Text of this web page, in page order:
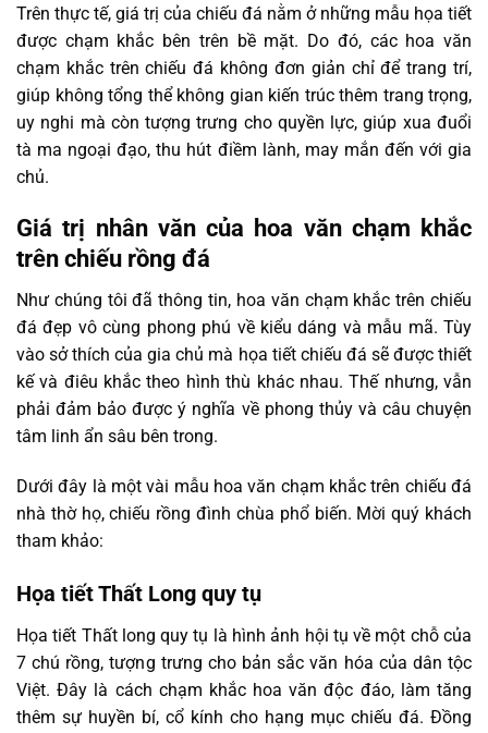
Trên thực tế, giá trị của chiếu đá nằm ở những mẫu họa tiết
được chạm khắc bên trên bề mặt. Do đó, các hoa văn
chạm khắc trên chiếu đá không đơn giản chỉ để trang trí,
giúp không tổng thể không gian kiến trúc thêm trang trọng,
uy nghi mà còn tượng trưng cho quyền lực, giúp xua đuổi
tà ma ngoại đạo, thu hút điềm lành, may mắn đến với gia
chủ.
Giá trị nhân văn của hoa văn chạm khắc
trên chiếu rồng đá
Như chúng tôi đã thông tin, hoa văn chạm khắc trên chiếu
đá đẹp vô cùng phong phú về kiểu dáng và mẫu mã. Tùy
vào sở thích của gia chủ mà họa tiết chiếu đá sẽ được thiết
kế và điêu khắc theo hình thù khác nhau. Thế nhưng, vẫn
phải đảm bảo được ý nghĩa về phong thủy và câu chuyện
tâm linh ẩn sâu bên trong.
Dưới đây là một vài mẫu hoa văn chạm khắc trên chiếu đá
nhà thờ họ, chiếu rồng đình chùa phổ biến. Mời quý khách
tham khảo:
Họa tiết Thất Long quy tụ
Họa tiết Thất long quy tụ là hình ảnh hội tụ về một chỗ của
7 chú rồng, tượng trưng cho bản sắc văn hóa của dân tộc
Việt. Đây là cách chạm khắc hoa văn độc đáo, làm tăng
thêm sự huyền bí, cổ kính cho hạng mục chiếu đá. Đồng